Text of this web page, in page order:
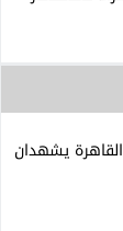
يشهدان